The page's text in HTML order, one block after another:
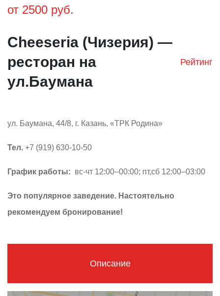
от 2500 руб.
Cheeseria (Чизерия) —
ресторан на
ул.Баумана
Рейтинг
ул. Баумана, 44/8, г. Казань, «ТРК Родина»
Тел. +7 (919) 630-10-50
График работы: вс-чт 12:00–00:00; пт,сб 12:00–03:00
Это популярное заведение. Настоятельно
рекомендуем бронирование!
Описание